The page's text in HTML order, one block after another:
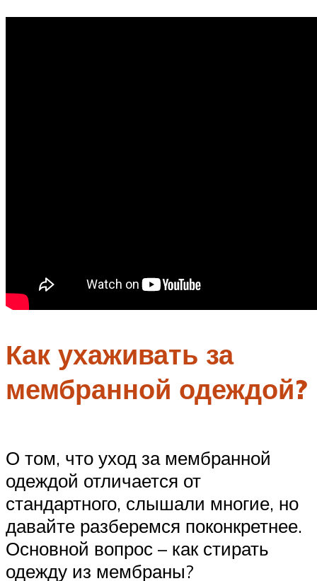
Как ухаживать за
мембранной одеждой?
О том, что уход за мембранной
одеждой отличается от
стандартного, слышали многие, но
давайте разберемся поконкретнее.
Основной вопрос – как стирать
одежду из мембраны?